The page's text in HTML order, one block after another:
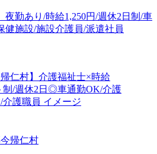
夜勤あり/時給1,250円/週休2日制/車
施設/施設介護員/派遣社員
帰仁村